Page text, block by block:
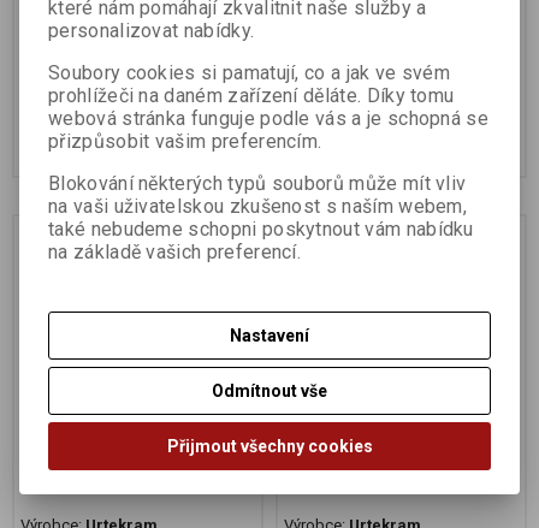
Výrobce:Urtekram
319 Kč
Koupit
379 Kč
Na dotaz
Šampón růžový 500ml
Na dotaz
Šampon růžový 250ml
které nám pomáhají zkvalitnit naše služby a
personalizovat nabídky.
Soubory cookies si pamatují, co a jak ve svém
prohlížeči na daném zařízení děláte. Díky tomu
webová stránka funguje podle vás a je schopná se
přizpůsobit vašim preferencím.
Blokování některých typů souborů může mít vliv
na vaši uživatelskou zkušenost s naším webem,
také nebudeme schopni poskytnout vám nabídku
na základě vašich preferencí.
Nastavení
Odmítnout vše
Přijmout všechny cookies